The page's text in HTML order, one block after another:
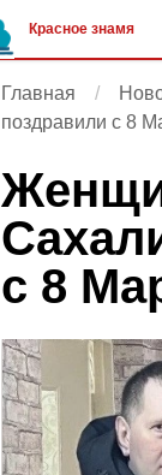
Красное знамя
Главная
поздравили с 8
с 8